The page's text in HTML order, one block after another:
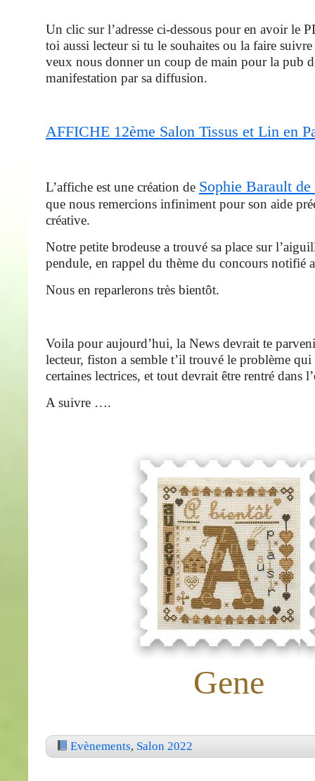
Un clic sur l’adresse ci-dessous pour en avoir le
toi aussi lecteur si tu le souhaites ou la faire
veux nous donner un coup de main pour la pub
manifestation par sa diffusion.
AFFICHE 12ème Salon Tissus et Lin en
L’affiche est une création de Sophie Barault
que nous remercions infiniment pour son aide
créative.
Notre petite brodeuse a trouvé sa place sur
pendule, en rappel du thème du concours notifié
Nous en reparlerons très bientôt.
Voila pour aujourd’hui, la News devrait te
lecteur, fiston a semble t’il trouvé le problème
certaines lectrices, et tout devrait être rentré dans
A suivre ….
Gene
Evènements, Salon 2022